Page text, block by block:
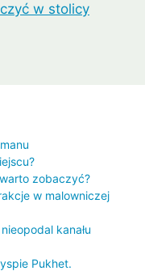
w stolicy
zobaczyć?
w malowniczej
kanału
Pukhet.